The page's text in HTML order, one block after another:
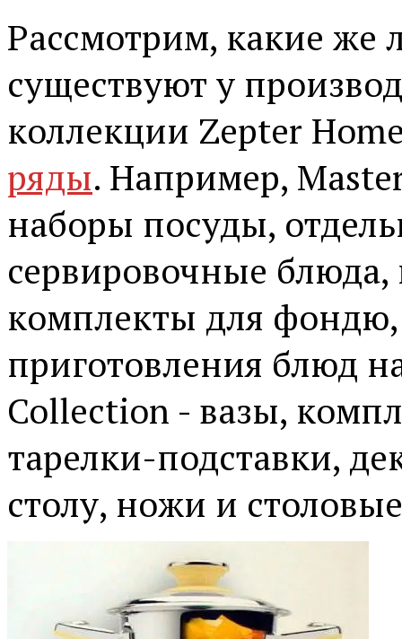
Рассмотрим, какие же
существуют у
коллекции Zepter
ряды. Например,
наборы посуды,
сервировочные
комплекты для фондю,
приготовления блюд
Collection - вазы,
тарелки-подставки,
столу, ножи и